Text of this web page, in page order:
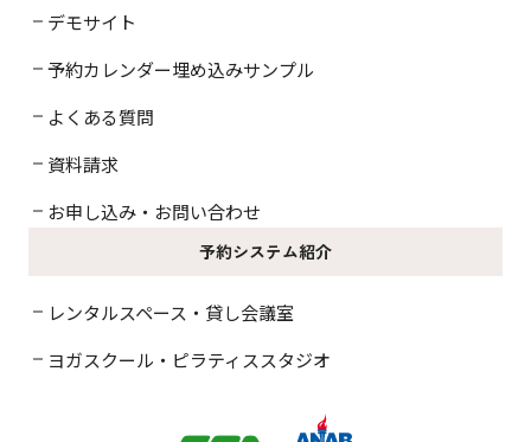
デモサイト
予約カレンダー埋め込みサンプル
よくある質問
資料請求
お申し込み・お問い合わせ
予約システム紹介
レンタルスペース・貸し会議室
ヨガスクール・ピラティススタジオ